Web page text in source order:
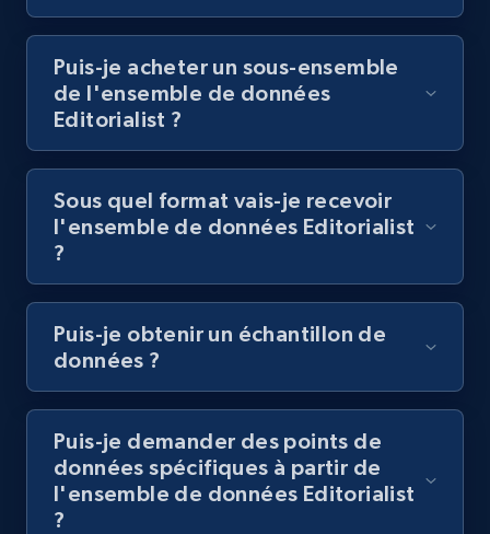
Puis-je acheter un sous-ensemble
de l'ensemble de données
Editorialist ?
Sous quel format vais-je recevoir
l'ensemble de données Editorialist
?
Puis-je obtenir un échantillon de
données ?
Puis-je demander des points de
données spécifiques à partir de
l'ensemble de données Editorialist
?